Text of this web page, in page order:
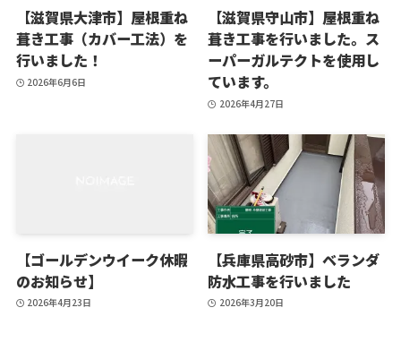
【滋賀県大津市】屋根重ね
葺き工事（カバー工法）を
行いました！
2026年6月6日
【滋賀県守山市】屋根重ね
葺き工事を行いました。ス
ーパーガルテクトを使用し
ています。
2026年4月27日
【ゴールデンウイーク休暇
のお知らせ】
2026年4月23日
【兵庫県高砂市】ベランダ
防水工事を行いました
2026年3月20日